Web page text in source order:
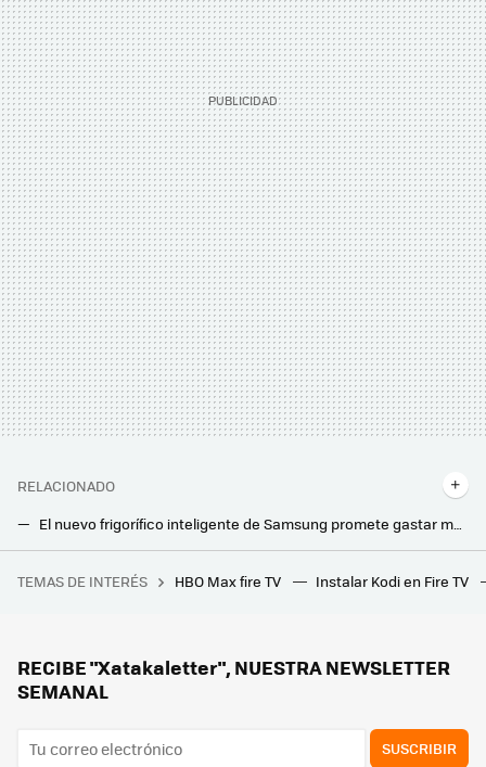
RELACIONADO
El invento que quiere jubilar a los frigoríficos y aires acondicionados: no usa gas ni compresor
Los bloqueos de IP de LaLiga ya afectan a la RAE o las webs de los ayuntamientos, mientras se puede seguir viendo el fútbol gratis
TEMAS DE INTERÉS HBO Max fire TV Instalar Kodi en Fire TV
RECIBE "Xatakaletter", NUESTRA NEWSLETTER
SEMANAL
SUSCRIBIR